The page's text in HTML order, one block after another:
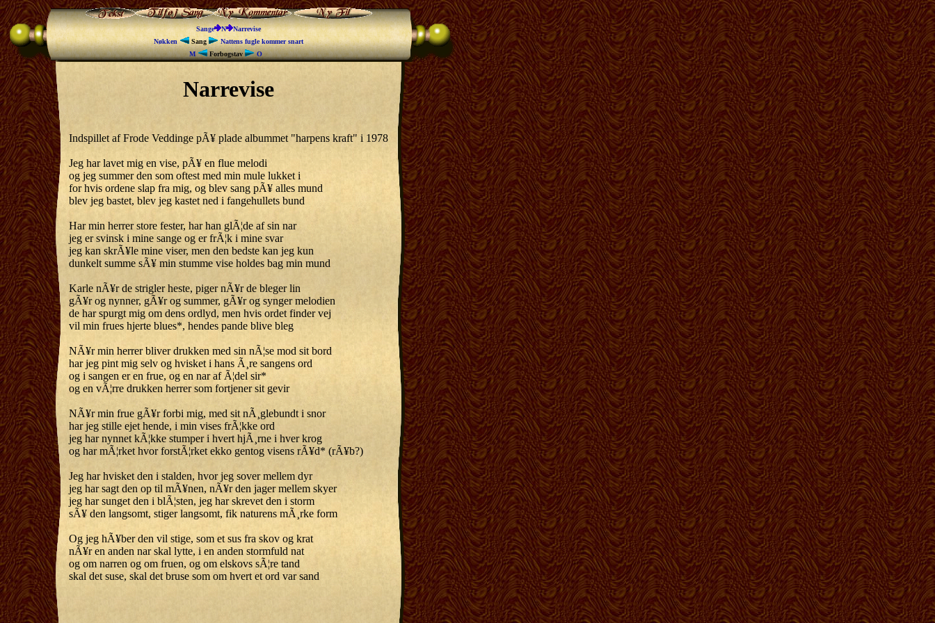
Sange N
Narrevise
Nøkken
Sang
Nattens fugle kommer snart
M
Forbogstav O
Narrevise
Indspillet af Frode Veddinge pÃ¥ plade albummet "harpens kraft" i 1978
Jeg har lavet mig en vise, pÃ¥ en flue melodi
og jeg summer den som oftest med min mule lukket i
for hvis ordene slap fra mig, og blev sang pÃ¥ alles mund
blev jeg bastet, blev jeg kastet ned i fangehullets bund
Har min herrer store fester, har han glÃ¦de af sin nar
jeg er svinsk i mine sange og er frÃ¦k i mine svar
jeg kan skrÃ¥le mine viser, men den bedste kan jeg kun
dunkelt summe sÃ¥ min stumme vise holdes bag min mund
Karle nÃ¥r de strigler heste, piger nÃ¥r de bleger lin
gÃ¥r og nynner, gÃ¥r og summer, gÃ¥r og synger melodien
de har spurgt mig om dens ordlyd, men hvis ordet finder vej
vil min frues hjerte blues*, hendes pande blive bleg
NÃ¥r min herrer bliver drukken med sin nÃ¦se mod sit bord
har jeg pint mig selv og hvisket i hans Ã¸re sangens ord
og i sangen er en frue, og en nar af Ã¦del sir*
og en vÃ¦rre drukken herrer som fortjener sit gevir
NÃ¥r min frue gÃ¥r forbi mig, med sit nÃ¸glebundt i snor
har jeg stille ejet hende, i min vises frÃ¦kke ord
jeg har nynnet kÃ¦kke stumper i hvert hjÃ¸rne i hver krog
og har mÃ¦rket hvor forstÃ¦rket ekko gentog visens rÃ¥d* (rÃ¥b?)
Jeg har hvisket den i stalden, hvor jeg sover mellem dyr
jeg har sagt den op til mÃ¥nen, nÃ¥r den jager mellem skyer
jeg har sunget den i blÃ¦sten, jeg har skrevet den i storm
sÃ¥ den langsomt, stiger langsomt, fik naturens mÃ¸rke form
Og jeg hÃ¥ber den vil stige, som et sus fra skov og krat
nÃ¥r en anden nar skal lytte, i en anden stormfuld nat
og om narren og om fruen, og om elskovs sÃ¦re tand
skal det suse, skal det bruse som om hvert et ord var sand